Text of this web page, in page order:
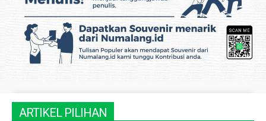
ARTIKEL PILIHAN